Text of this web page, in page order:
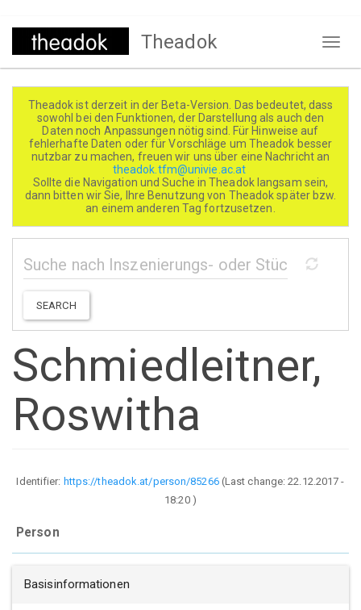
Direkt
Theadok
Theadok ist derzeit in der Beta-Version. Das bedeutet, dass
sowohl bei den Funktionen, der Darstellung als auch den
Daten noch Anpassungen nötig sind. Für Hinweise auf
fehlerhafte Daten oder für Vorschläge um Theadok besser
nutzbar zu machen, freuen wir uns über eine Nachricht an
theadok.tfm@univie.ac.at
Sollte die Navigation und Suche in Theadok langsam sein,
dann bitten wir Sie, Ihre Benutzung von Theadok später bzw.
an einem anderen Tag fortzusetzen.
SEARCH
Schmiedleitner,
Roswitha
Identifier: https://theadok.at/person/85266(Last change:22.12.2017 -
18:20)
Person
Basisinformationen